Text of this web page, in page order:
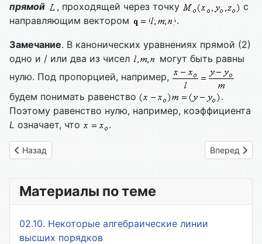
прямой
, проходящей через точку
с
направляющим вектором
.
Замечание. В канонических уравнениях прямой (2)
одно и / или два из чисел
могут быть равны
нулю. Под пропорцией, например,
будем понимать равенство
.
Поэтому равенство нулю, например, коэффициента
L означает, что .
Предыдущий: 2.3.3. Нормированное уравнение плоскости.
Назад Следующий:
Вперед
Материалы по теме
02.10. Некоторые алгебраические линии
высших порядков